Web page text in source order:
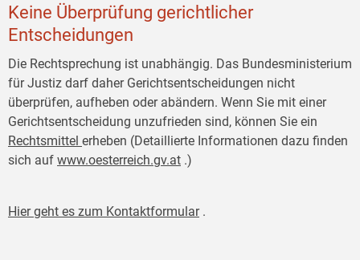
Keine Überprüfung gerichtlicher
Entscheidungen
Die Rechtsprechung ist unabhängig. Das Bundesministerium
für Justiz darf daher Gerichtsentscheidungen nicht
überprüfen, aufheben oder abändern. Wenn Sie mit einer
Gerichtsentscheidung unzufrieden sind, können Sie ein
Rechtsmittel erheben (Detaillierte Informationen dazu finden
sich auf www.oesterreich.gv.at .)
Hier geht es zum Kontaktformular.